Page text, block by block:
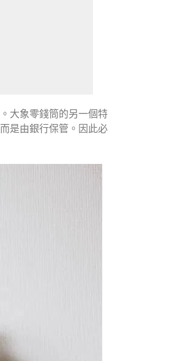
大象零錢筒的另一個特
是由銀行保管。因此必